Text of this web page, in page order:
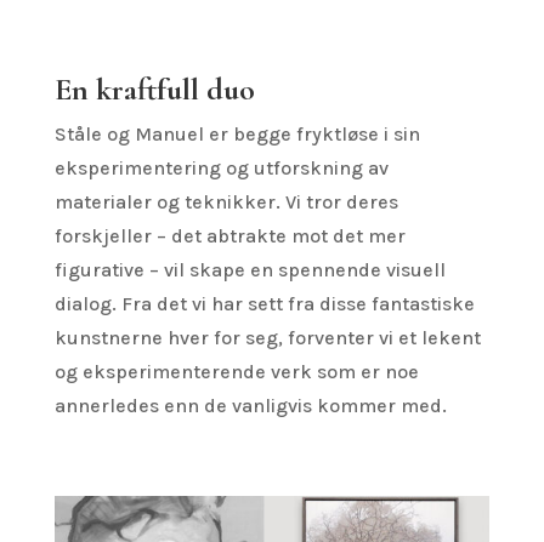
En kraftfull duo
Ståle og Manuel er begge fryktløse i sin
eksperimentering og utforskning av
materialer og teknikker. Vi tror deres
forskjeller – det abtrakte mot det mer
figurative – vil skape en spennende visuell
dialog. Fra det vi har sett fra disse fantastiske
kunstnerne hver for seg, forventer vi et lekent
og eksperimenterende verk som er noe
annerledes enn de vanligvis kommer med.